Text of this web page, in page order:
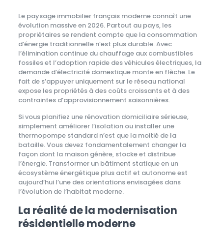
Le paysage immobilier français moderne connaît une
évolution massive en 2026. Partout au pays, les
propriétaires se rendent compte que la consommation
d’énergie traditionnelle n’est plus durable. Avec
l’élimination continue du chauffage aux combustibles
fossiles et l’adoption rapide des véhicules électriques, la
demande d’électricité domestique monte en flèche. Le
fait de s’appuyer uniquement sur le réseau national
expose les propriétés à des coûts croissants et à des
contraintes d’approvisionnement saisonnières.
Si vous planifiez une rénovation domiciliaire sérieuse,
simplement améliorer l’isolation ou installer une
thermopompe standard n’est que la moitié de la
bataille. Vous devez fondamentalement changer la
façon dont la maison génère, stocke et distribue
l’énergie. Transformer un bâtiment statique en un
écosystème énergétique plus actif et autonome est
aujourd’hui l’une des orientations envisagées dans
l’évolution de l’habitat moderne.
La réalité de la modernisation
résidentielle moderne